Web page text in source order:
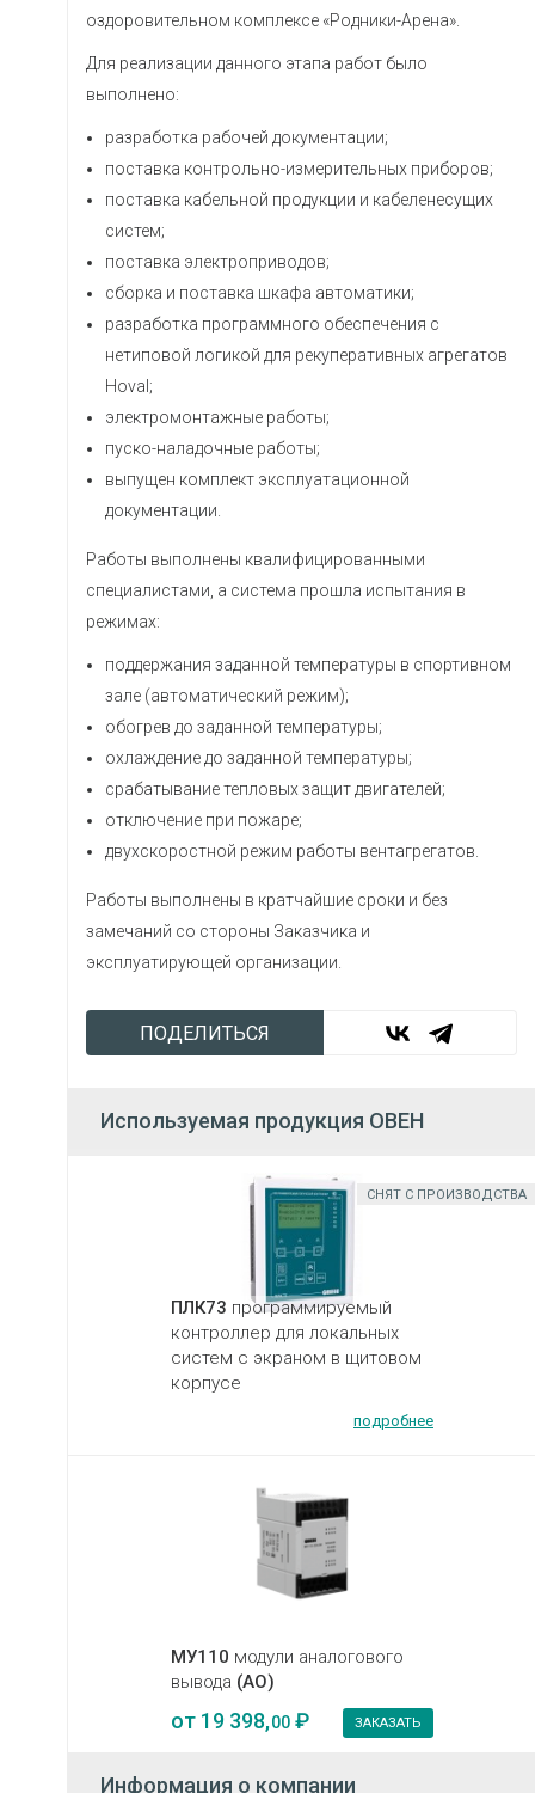
оздоровительном комплексе «Родники-Арена».
Для реализации данного этапа работ было
выполнено:
разработка рабочей документации;
поставка контрольно-измерительных приборов;
поставка кабельной продукции и кабеленесущих
систем;
поставка электроприводов;
сборка и поставка шкафа автоматики;
разработка программного обеспечения с
нетиповой логикой для рекуперативных агрегатов
Hoval;
электромонтажные работы;
пуско-наладочные работы;
выпущен комплект эксплуатационной
документации.
Работы выполнены квалифицированными
специалистами, а система прошла испытания в
режимах:
поддержания заданной температуры в спортивном
зале (автоматический режим);
обогрев до заданной температуры;
охлаждение до заданной температуры;
срабатывание тепловых защит двигателей;
отключение при пожаре;
двухскоростной режим работы вентагрегатов.
Работы выполнены в кратчайшие сроки и без
замечаний со стороны Заказчика и
эксплуатирующей организации.
ПОДЕЛИТЬСЯ
Используемая продукция ОВЕН
ПЛК73 программируемый
контроллер для локальных
систем с экраном в щитовом
корпусе
подробнее
СНЯТ С ПРОИЗВОДСТВА
МУ110 модули аналогового
вывода (AO)
от 19 398,00 ₽ ЗАКАЗАТЬ
Информация о компании